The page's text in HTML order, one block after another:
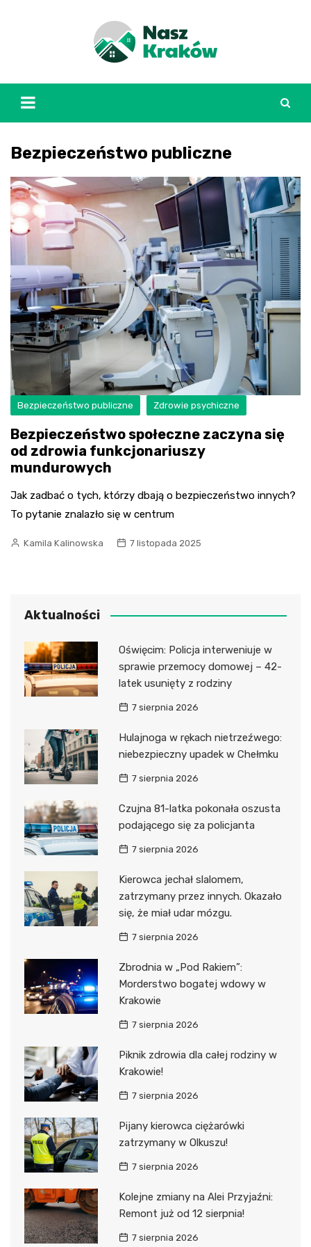
Bezpieczeństwo publiczne
Bezpieczeństwo publiczne Zdrowie psychiczne
Bezpieczeństwo społeczne zaczyna się
od zdrowia funkcjonariuszy
mundurowych
Jak zadbać o tych, którzy dbają o bezpieczeństwo innych?
To pytanie znalazło się w centrum
Kamila Kalinowska 7 listopada 2025
Aktualności
Oświęcim: Policja interweniuje w
sprawie przemocy domowej – 42-
latek usunięty z rodziny
7 sierpnia 2026
Hulajnoga w rękach nietrzeźwego:
niebezpieczny upadek w Chełmku
7 sierpnia 2026
Czujna 81-latka pokonała oszusta
podającego się za policjanta
7 sierpnia 2026
Kierowca jechał slalomem,
zatrzymany przez innych. Okazało
się, że miał udar mózgu.
7 sierpnia 2026
Zbrodnia w „Pod Rakiem”:
Morderstwo bogatej wdowy w
Krakowie
7 sierpnia 2026
Piknik zdrowia dla całej rodziny w
Krakowie!
7 sierpnia 2026
Pijany kierowca ciężarówki
zatrzymany w Olkuszu!
7 sierpnia 2026
Kolejne zmiany na Alei Przyjaźni:
Remont już od 12 sierpnia!
7 sierpnia 2026